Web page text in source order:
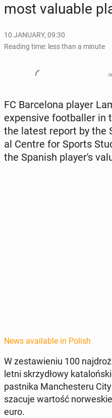
most valu­able
10 JANUARY, 09:30
Reading time: less than a minute
FC Barcelona player
ex­pen­sive foot­baller in
the latest report by the
al Centre for Sports
the Spanish play­er's
News available in Polish
W zestaw­ie­niu 100
letni skrzy­dłowy
past­ni­ka Man­ches­teru
szacuje wartość
euro.